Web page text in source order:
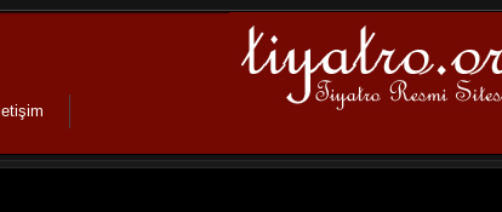
İletişim
İletişim